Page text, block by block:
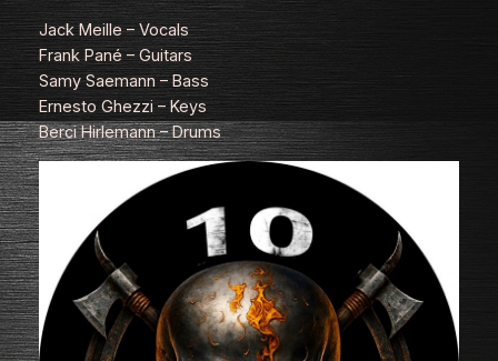
Jack Meille – Vocals
Frank Pané – Guitars
Samy Saemann – Bass
Ernesto Ghezzi – Keys
Berci Hirlemann – Drums